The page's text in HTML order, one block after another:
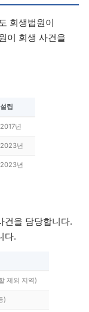
회생법원이
이 회생 사건을
설립
2017년
2023년
2023년
건을 담당합니다.
다.
제외 지역)
)